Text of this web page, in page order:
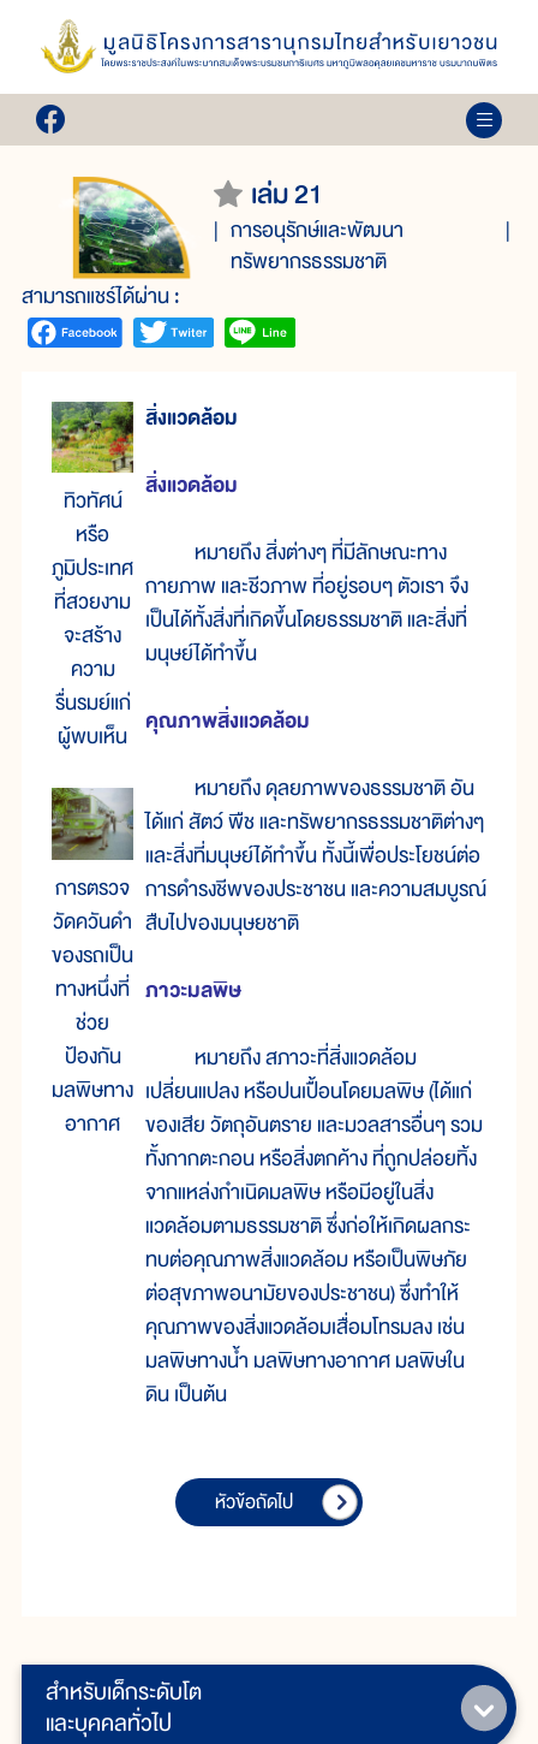
เล่ม 21
การอนุรักษ์และพัฒนา
ทรัพยากรธรรมชาติ
สามารถแชร์ได้ผ่าน :
สำหรับเด็กระดับโต
และบุคคลทั่วไป
ทิวทัศน์
หรือ
ภูมิประเทศ
ที่สวยงาม
จะสร้าง
ความ
รื่นรมย์แก่
ผู้พบเห็น
การตรวจ
วัดควันดำ
ของรถเป็น
ทางหนึ่งที่
ช่วย
ป้องกัน
มลพิษทาง
อากาศ
สิ่งแวดล้อม
สิ่งแวดล้อม
หมายถึง สิ่งต่างๆ ที่มีลักษณะทาง
กายภาพ และชีวภาพ ที่อยู่รอบๆ ตัวเรา จึง
เป็นได้ทั้งสิ่งที่เกิดขึ้นโดยธรรมชาติ และสิ่งที่
มนุษย์ได้ทำขึ้น
คุณภาพสิ่งแวดล้อม
หมายถึง ดุลยภาพของธรรมชาติ อัน
ได้แก่ สัตว์ พืช และทรัพยากรธรรมชาติต่างๆ
และสิ่งที่มนุษย์ได้ทำขึ้น ทั้งนี้เพื่อประโยชน์ต่อ
การดำรงชีพของประชาชน และความสมบูรณ์
สืบไปของมนุษยชาติ
ภาวะมลพิษ
หมายถึง สภาวะที่สิ่งแวดล้อม
เปลี่ยนแปลง หรือปนเปื้อนโดยมลพิษ (ได้แก่
ของเสีย วัตถุอันตราย และมวลสารอื่นๆ รวม
ทั้งกากตะกอน หรือสิ่งตกค้าง ที่ถูกปล่อยทิ้ง
จากแหล่งกำเนิดมลพิษ หรือมีอยู่ในสิ่ง
แวดล้อมตามธรรมชาติ ซึ่งก่อให้เกิดผลกระ
ทบต่อคุณภาพสิ่งแวดล้อม หรือเป็นพิษภัย
ต่อสุขภาพอนามัยของประชาชน) ซึ่งทำให้
คุณภาพของสิ่งแวดล้อมเสื่อมโทรมลง เช่น
มลพิษทางน้ำ มลพิษทางอากาศ มลพิษใน
ดิน เป็นต้น
หัวข้อถัดไป